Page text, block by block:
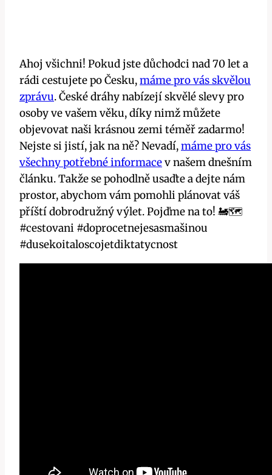
Ahoj všichni! Pokud jste důchodci nad 70 let a
rádi cestujete po Česku,máme pro vás skvělou
zprávu. České dráhy nabízejí skvělé slevy pro
osoby ve vašem věku, díky nimž můžete
objevovat naši krásnou zemi téměř zadarmo!
Nejste si jistí, jak na ně? Nevadí,máme pro vás
všechny potřebné informacev našem dnešním
článku. Takže se pohodlně usaďte a dejte nám
prostor, abychom vám pomohli plánovat váš
příští dobrodružný výlet. Pojďme na to! 🚂🗺️
#cestovani #doprocetnejesasmašinou
#dusekoitaloscojetdiktatycnost